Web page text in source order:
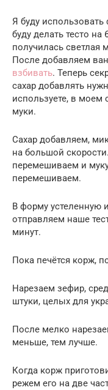
Я буду
буду делать тесто
получилась светлая
После добавляем
взбивать. Теперь
сахар добавлять
используете, в моем
муки.
Сахар добавляем,
на большой
перемешиваем и
перемешиваем.
В форму устеленную
отправляем наше
минут.
Пока печётся корж,
Нарезаем зефир,
штуки, целых для
После мелко
меньше, тем лучше.
Когда корж
режем его на две